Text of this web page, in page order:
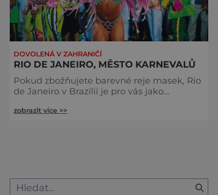
DOVOLENÁ V ZAHRANIČÍ
RIO DE JANEIRO, MĚSTO KARNEVALŮ
Pokud zbožňujete barevné reje masek, Rio
de Janeiro v Brazílii je pro vás jako
slunce, úchvatné pláže, na hoře nad
z výšky jasné, že to tak je: kus země vybíha
zobrazit více >>